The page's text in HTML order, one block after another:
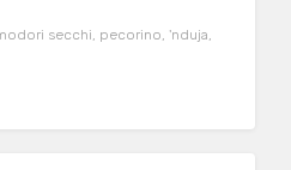
secchi, pecorino, 'nduja,